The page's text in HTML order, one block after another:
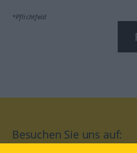
*Pflichtfeld
Besuchen Sie uns auf: